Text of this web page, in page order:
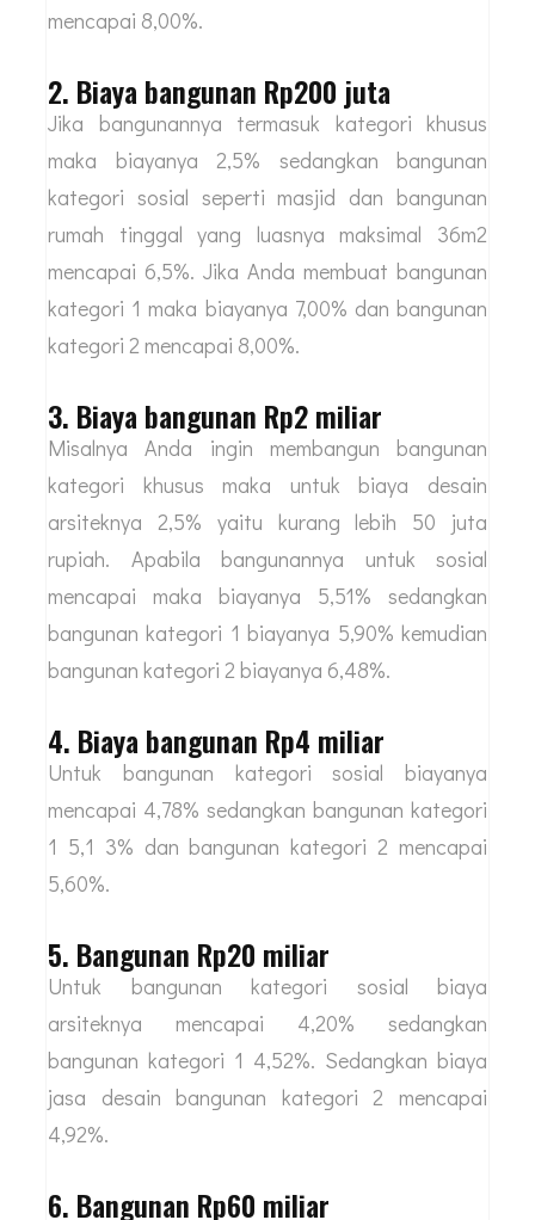
mencapai 8,00%.
2. Biaya bangunan Rp200 juta
Jika bangunannya termasuk kategori khusus
maka biayanya 2,5% sedangkan bangunan
kategori sosial seperti masjid dan bangunan
rumah tinggal yang luasnya maksimal 36m2
mencapai 6,5%. Jika Anda membuat bangunan
kategori 1 maka biayanya 7,00% dan bangunan
kategori 2 mencapai 8,00%.
3. Biaya bangunan Rp2 miliar
Misalnya Anda ingin membangun bangunan
kategori khusus maka untuk biaya desain
arsiteknya 2,5% yaitu kurang lebih 50 juta
rupiah. Apabila bangunannya untuk sosial
mencapai maka biayanya 5,51% sedangkan
bangunan kategori 1 biayanya 5,90% kemudian
bangunan kategori 2 biayanya 6,48%.
4. Biaya bangunan Rp4 miliar
Untuk bangunan kategori sosial biayanya
mencapai 4,78% sedangkan bangunan kategori
1 5,1 3% dan bangunan kategori 2 mencapai
5,60%.
5. Bangunan Rp20 miliar
Untuk bangunan kategori sosial biaya
arsiteknya mencapai 4,20% sedangkan
bangunan kategori 1 4,52%. Sedangkan biaya
jasa desain bangunan kategori 2 mencapai
4,92%.
6. Bangunan Rp60 miliar